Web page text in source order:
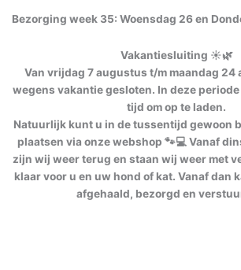
Bezorging week 35: Woensdag 26 en
Vakantiesluiting ☀️🌿
Van vrijdag 7 augustus t/m maandag
wegens vakantie gesloten. In deze
tijd om op te laden.
Natuurlijk kunt u in de tussentijd gewoon
plaatsen via onze webshop 🐾💻 Vanaf
zijn wij weer terug en staan wij weer met
klaar voor u en uw hond of kat. Vanaf dan
afgehaald, bezorgd en